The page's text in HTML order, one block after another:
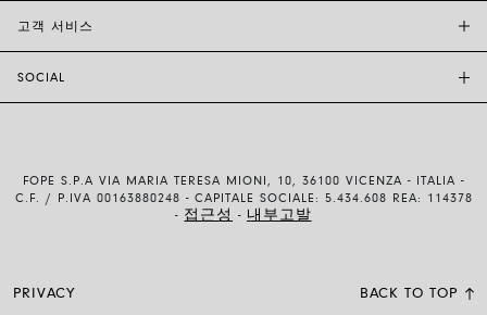
고객 서비스
배송 및 반품
SOCIAL
YOUTUBE
FOPE S.P.A VIA MARIA TERESA MIONI, 10, 36100 VICENZA - ITALIA -
C.F. / P.IVA 00163880248 - CAPITALE SOCIALE: 5.434.608 REA: 114378
- 접근성 - 내부고발
PRIVACY BACK TO TOP